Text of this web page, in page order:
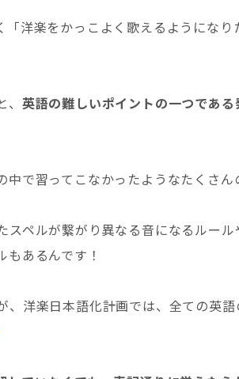
「洋楽をかっこよく歌えるようにな
英語の難しいポイントの一つであ
で習ってこなかったようなたくさん
ペルが繋がり異なる音になるルー
あるんです！
、洋楽日本語化計画では、全ての英